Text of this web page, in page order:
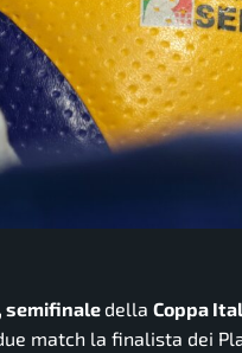
semifinale della Coppa
match la finalista dei